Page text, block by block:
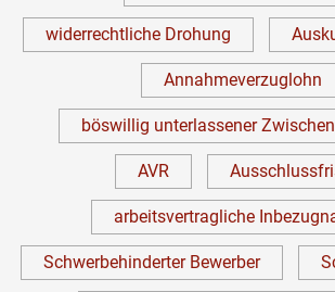
widerrechtliche Drohung
Annahmeverzuglohn
böswillig unterlassener
AVR
arbeitsvertragliche
Schwerbehinderter Bewerber